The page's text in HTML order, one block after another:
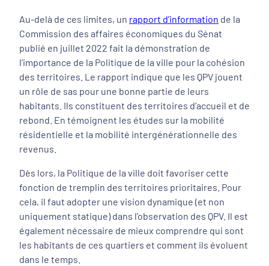
Au-delà de ces limites, un rapport d’information de la
Commission des affaires économiques du Sénat
publié en juillet 2022 fait la démonstration de
l’importance de la Politique de la ville pour la cohésion
des territoires. Le rapport indique que les QPV jouent
un rôle de sas pour une bonne partie de leurs
habitants. Ils constituent des territoires d’accueil et de
rebond. En témoignent les études sur la mobilité
résidentielle et la mobilité intergénérationnelle des
revenus.
Dès lors, la Politique de la ville doit favoriser cette
fonction de tremplin des territoires prioritaires. Pour
cela, il faut adopter une vision dynamique (et non
uniquement statique) dans l’observation des QPV. Il est
également nécessaire de mieux comprendre qui sont
les habitants de ces quartiers et comment ils évoluent
dans le temps.